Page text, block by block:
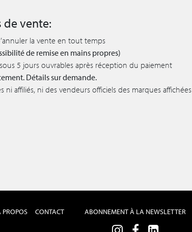
de vente:
la vente en tout temps
de remise en mains propres)
5 jours ouvrables après réception du paiement
Détails sur demande.
ni affiliés, ni des vendeurs officiels des marques affichées
PROPOS CONTACT ABONNEMENT À LA NEWSLETTER